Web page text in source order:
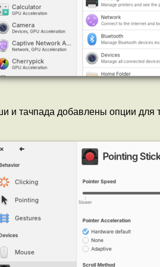
и тачпада добавлены опции для